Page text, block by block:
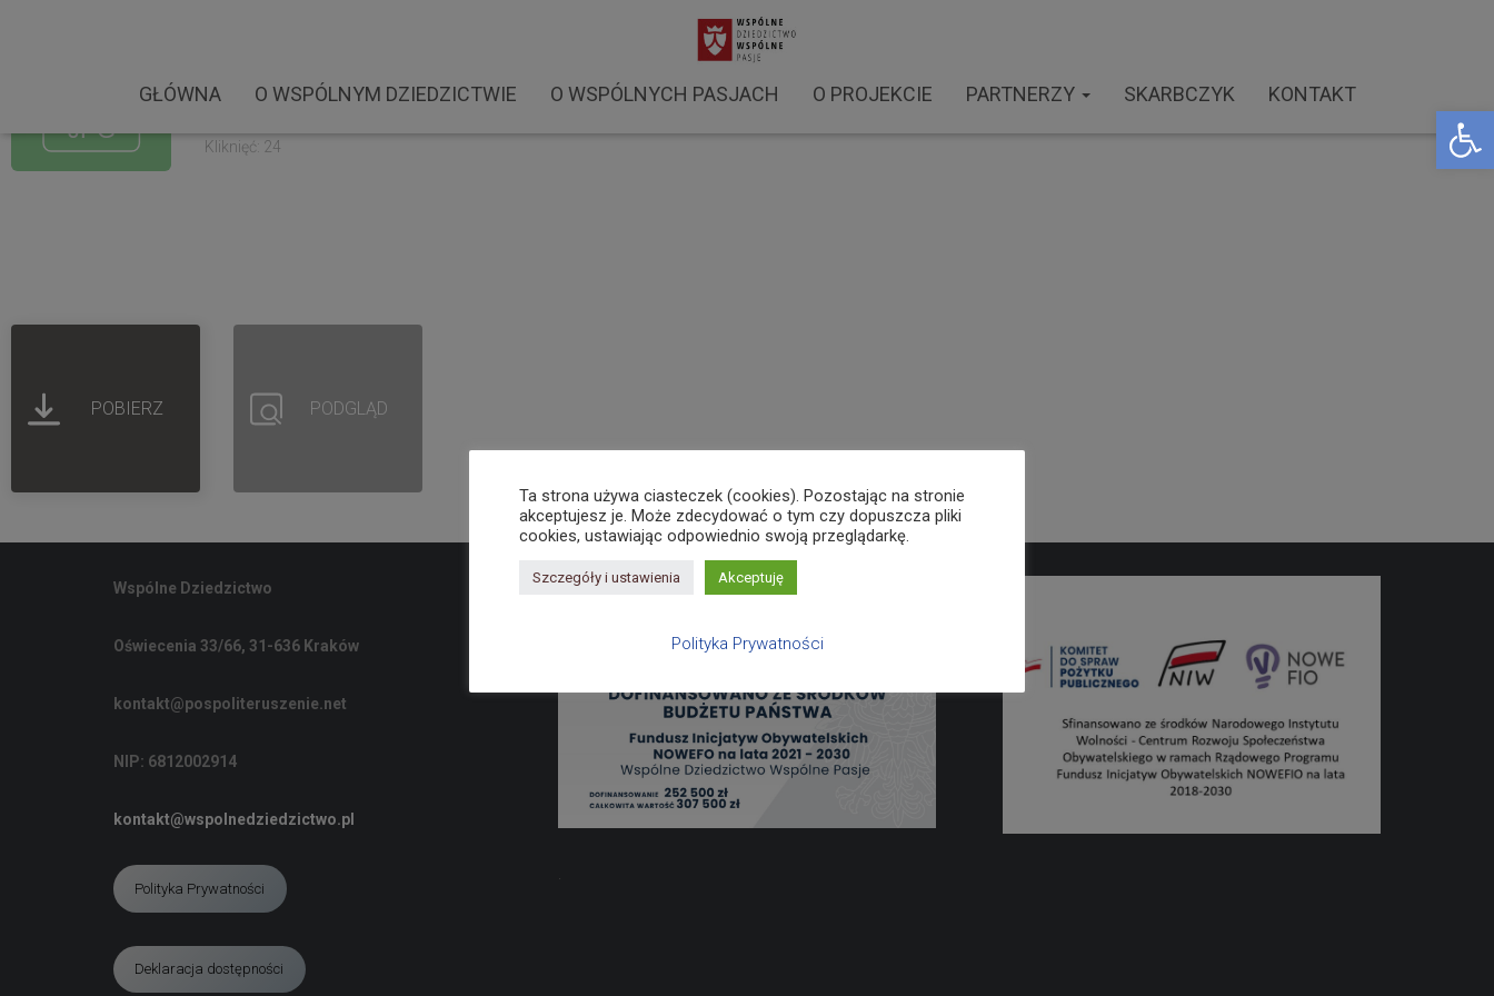
Open toolbar
GŁÓWNA O WSPÓLNYM DZIEDZICTWIE O WSPÓLNYCH PASJACH O PROJEKCIE PARTNERZY SKARBCZYK KONTAKT
Busko Zdrój Tukidydes warsztaty 2021 (2)
Created: 02-09-2022
Kliknięć: 24
POBIERZ PODGLĄD
Wspólne Dziedzictwo
Oświecenia 33/66, 31-636 Kraków
kontakt@pospoliteruszenie.net
NIP: 6812002914
kontakt@wspolnedziedzictwo.pl
Polityka Prywatności
Deklaracja dostępności
Ta strona używa ciasteczek (cookies). Pozostając na stronie
akceptujesz je. Może zdecydować o tym czy dopuszcza pliki
cookies, ustawiając odpowiednio swoją przeglądarkę.
Szczegóły i ustawienia Akceptuję
Polityka Prywatności